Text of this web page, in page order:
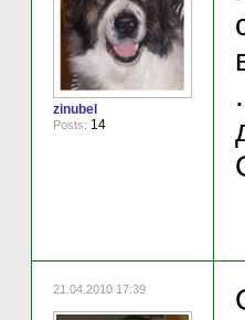
zinubel
Posts: 14
21.04.2010 17:39